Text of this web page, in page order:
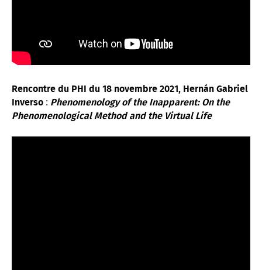
Rencontre du PHI du 18 novembre 2021, Hernán Gabriel
Inverso : Phenomenology of the Inapparent: On the
Phenomenological Method and the Virtual Life